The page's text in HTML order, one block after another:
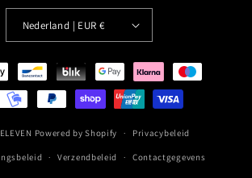
Nederland | EUR €
Powered by Shopify Privacybeleid
Verzendbeleid Contactgegevens